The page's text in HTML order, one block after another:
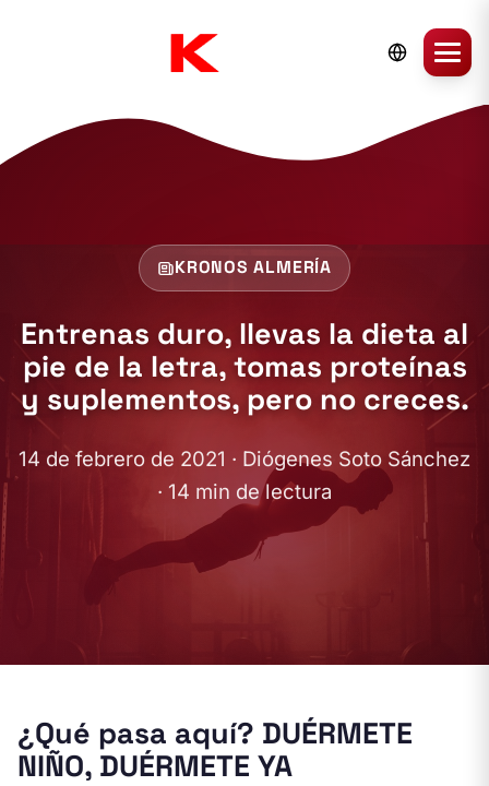
KRONOS ALMERÍA
Entrenas duro, llevas la dieta al
pie de la letra, tomas proteínas
y suplementos, pero no creces.
14 de febrero de 2021 · Diógenes Soto Sánchez
· 14 min de lectura
¿Qué pasa aquí? DUÉRMETE
NIÑO, DUÉRMETE YA